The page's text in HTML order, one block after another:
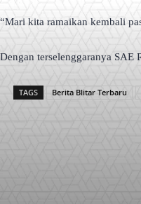
“Mari kita ramaikan kembali
Dengan terselenggaranya
TAGS Berita Blitar Terbaru